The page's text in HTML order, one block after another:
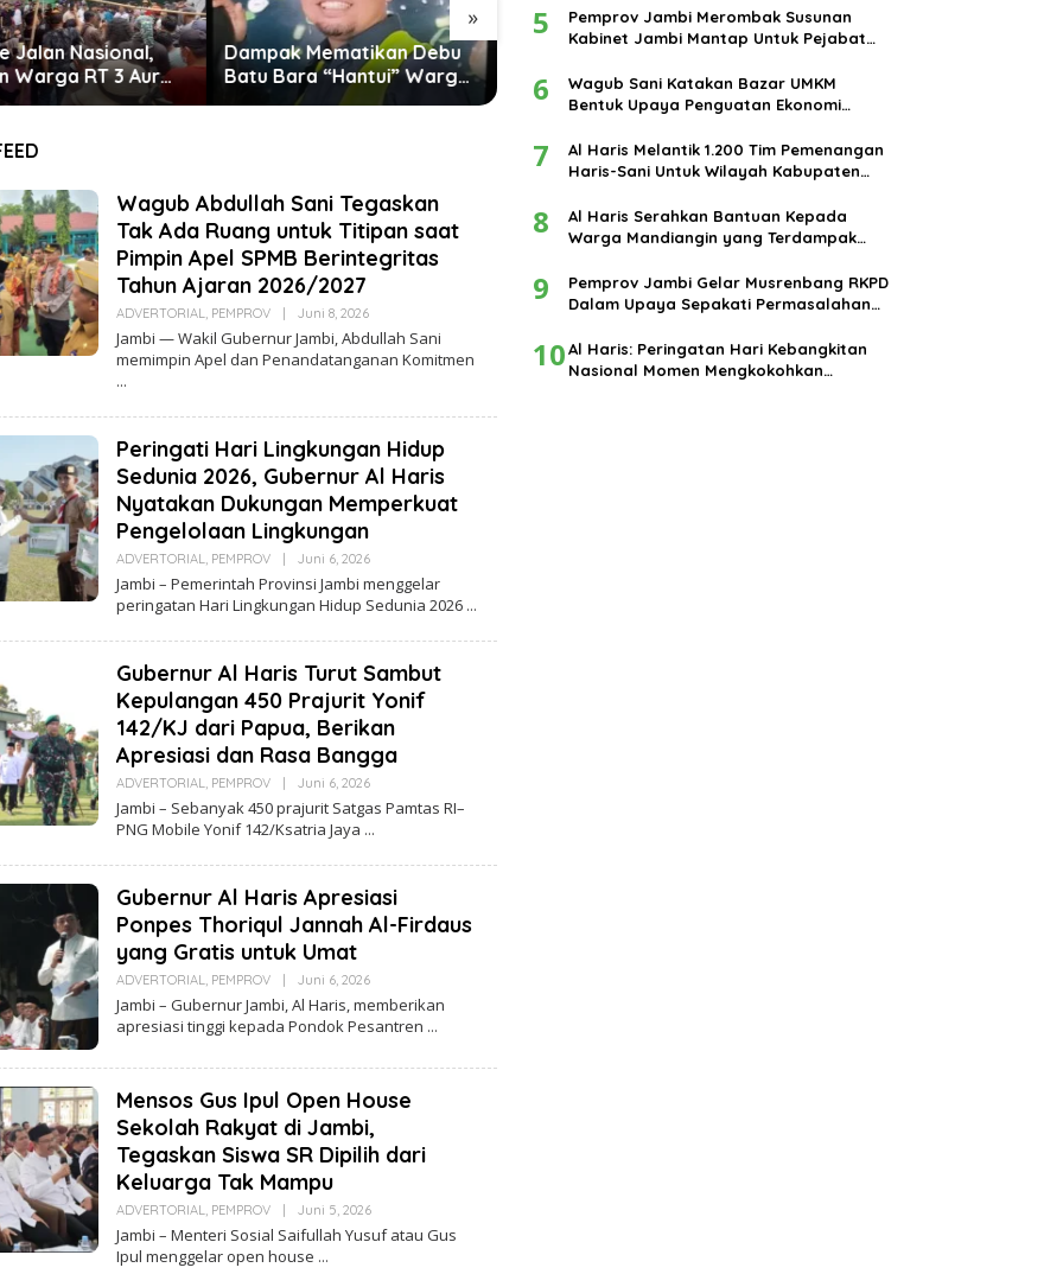
»
Mematikan Debu
“Hantui” Warga
dan Mendalo
Warga Sebut PT SAS Tak
Ada Iktikad Baik
Ramadan Penuh Berkah, PT
Mayang Mangurai Jambi
Bagi-Bagi Takjil pada Para
Lapor Pak Pol! Nilai
Kerugian Tak Pernah
Disampaikan, Duit Deviden
Insiden Saldo Raib Nasabah
Bank Jambi
Wagub Abdullah Sani Tegaskan
Tak Ada Ruang untuk Titipan saat
Pimpin Apel SPMB Berintegritas
Tahun Ajaran 2026/2027
ADVERTORIAL PEMPROV | Juni 8, 2026O
L
E
H
K
S
I
Jambi — Wakil Gubernur Jambi, Abdullah Sani
memimpin Apel dan Penandatanganan Komitmen
Peringati Hari Lingkungan Hidup
Sedunia 2026, Gubernur Al Haris
Nyatakan Dukungan Memperkuat
Pengelolaan Lingkungan
ADVERTORIAL PEMPROV | Juni 6, 2026O
E
H
E
A
K
I
Jambi – Pemerintah Provinsi Jambi menggelar
peringatan Hari Lingkungan Hidup Sedunia 2026
Gubernur Al Haris Turut Sambut
Kepulangan 450 Prajurit Yonif
142/KJ dari Papua, Berikan
Apresiasi dan Rasa Bangga
ADVERTORIAL PEMPROV | Juni 6, 2026O
E
H
E
A
K
S
Jambi – Sebanyak 450 prajurit Satgas Pamtas RI–
PNG Mobile Yonif 142/Ksatria Jaya
Gubernur Al Haris Apresiasi
Ponpes Thoriqul Jannah Al-Firdaus
yang Gratis untuk Umat
ADVERTORIAL PEMPROV | Juni 6, 2026O
E
H
A
K
I
Jambi – Gubernur Jambi, Al Haris, memberikan
apresiasi tinggi kepada Pondok Pesantren
Mensos Gus Ipul Open House
Sekolah Rakyat di Jambi,
Tegaskan Siswa SR Dipilih dari
Keluarga Tak Mampu
ADVERTORIAL PEMPROV | Juni 5, 2026O
E
Jambi – Menteri Sosial Saifullah Yusuf atau Gus
Ipul menggelar open house
5
Pemprov Jambi Merombak Susunan
Kabinet Jambi Mantap Untuk Pejabat
6
Wagub Sani Katakan Bazar UMKM
Bentuk Upaya Penguatan Ekonomi
7
Al Haris Melantik 1.200 Tim Pemenangan
Haris-Sani Untuk Wilayah Kabupaten
8
Al Haris Serahkan Bantuan Kepada
Warga Mandiangin yang Terdampak
9
Pemprov Jambi Gelar Musrenbang RKPD
Dalam Upaya Sepakati Permasalahan
10Al Haris: Peringatan Hari Kebangkitan
Nasional Momen Mengkokohkan